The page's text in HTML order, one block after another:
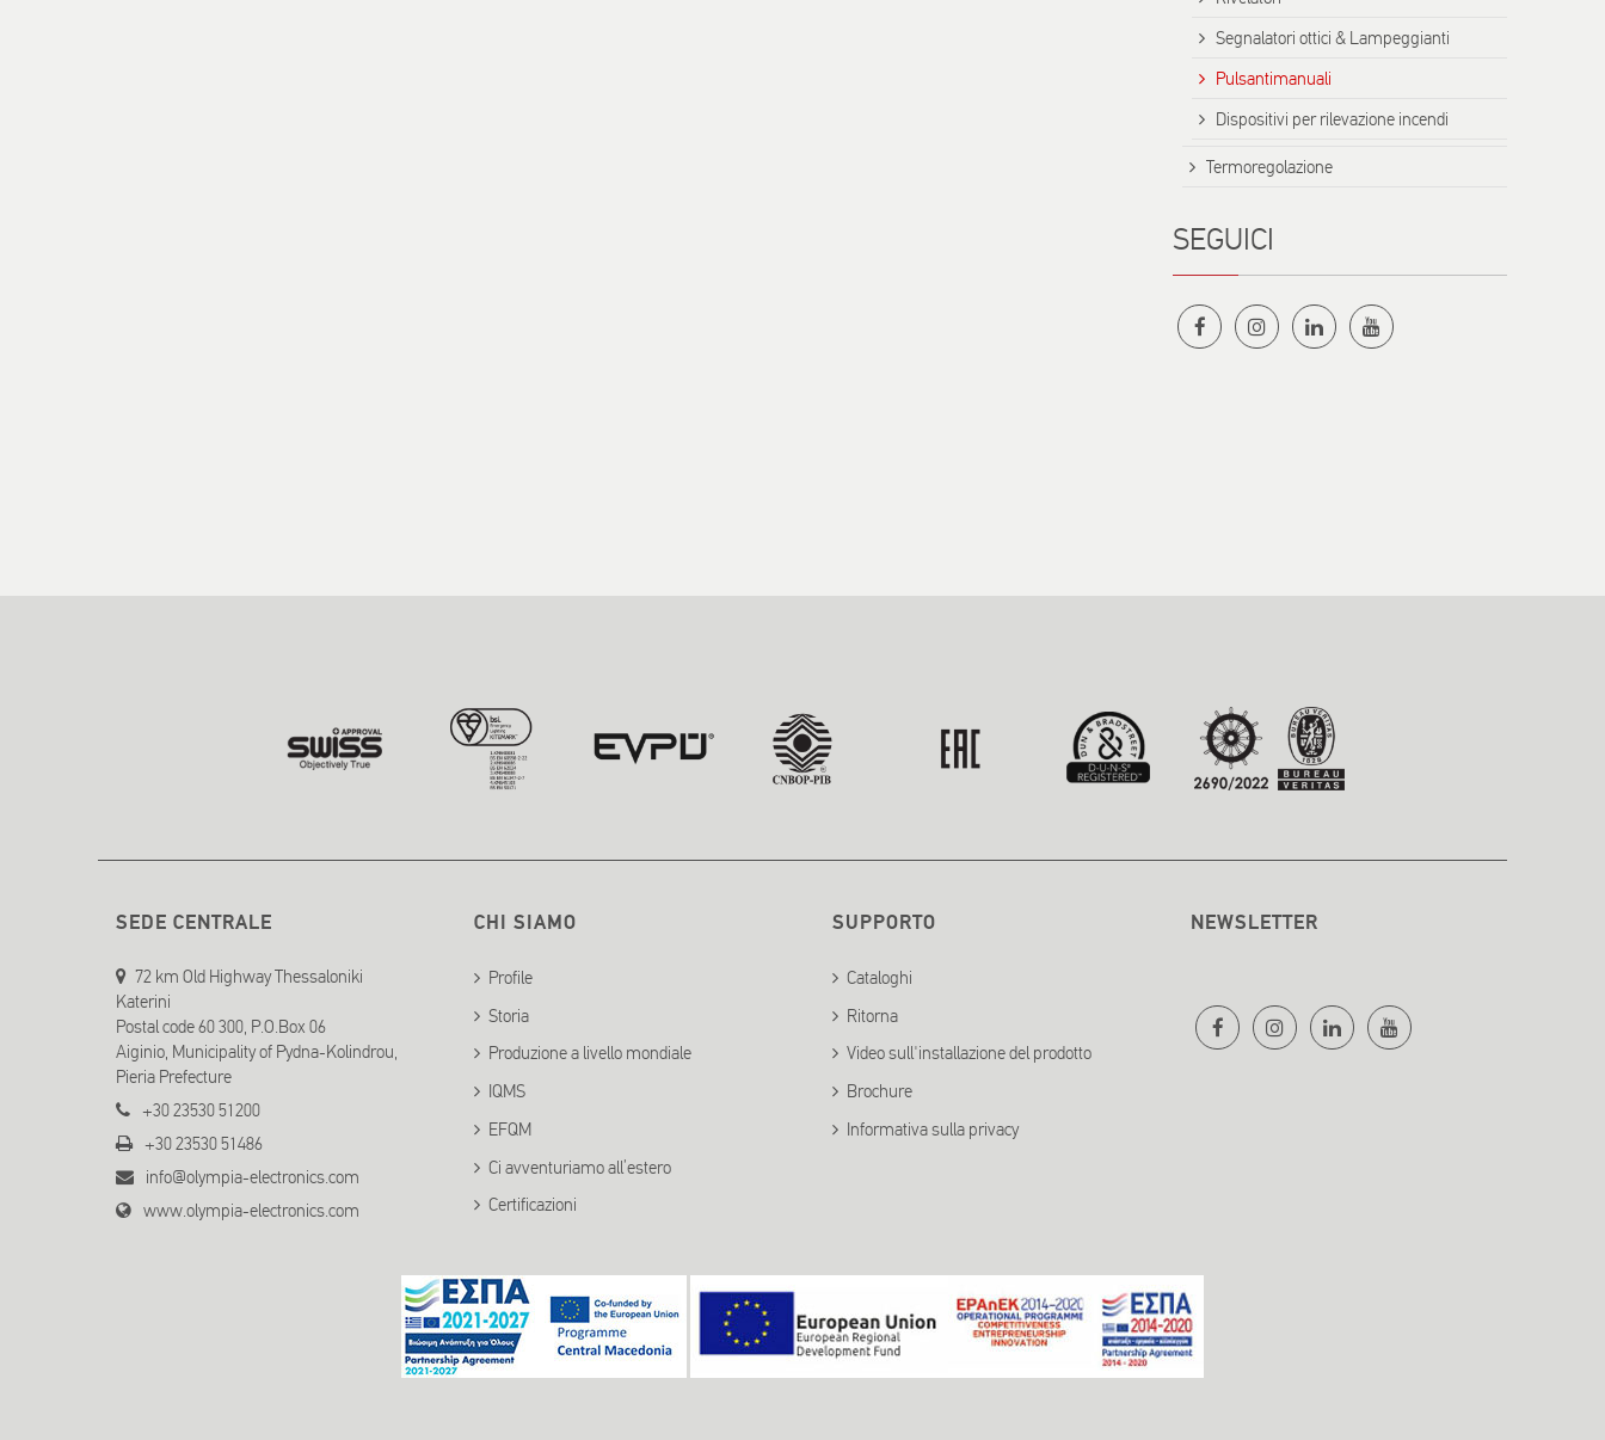
Segnalatori ottici & Lampeggianti
Pulsantimanuali
Dispositivi per rilevazione incendi
Termoregolazione
SEGUICI
SEDE CENTRALE
72 km Old Highway Thessaloniki
Katerini
Postal code 60 300, P.O.Box 06
Aiginio, Municipality of Pydna-Kolindrou,
Pieria Prefecture
+30 23530 51200
+30 23530 51486
info@olympia-electronics.com
www.olympia-electronics.com
CHI SIAMO
Profile
Storia
Produzione a livello mondiale
IQMS
EFQM
Ci avventuriamo all’estero
Certificazioni
SUPPORTO
Cataloghi
Ritorna
Video sull'installazione del prodotto
Brochure
Informativa sulla privacy
NEWSLETTER